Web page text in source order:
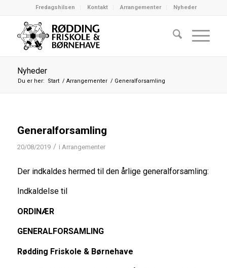
Fredagshilsen Kontakt Arrangementer Nyheder
Nyheder
Du er her: Start / Arrangementer / Generalforsamling
Generalforsamling
20/08/2019 / i Arrangementer
Der indkaldes hermed til den årlige generalforsamling:
Indkaldelse til
ORDINÆR
GENERALFORSAMLING
Rødding Friskole & Børnehave